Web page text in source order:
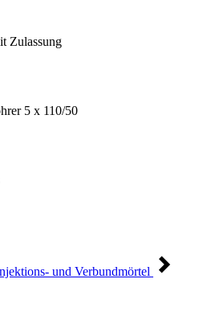
Zulassung
5 x 110/50
und Verbundmörtel